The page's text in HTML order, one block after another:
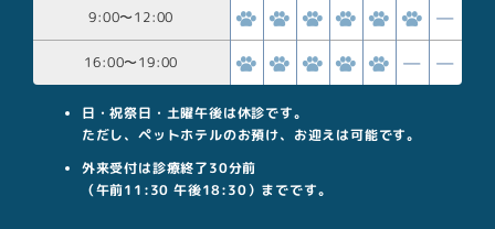
9:00〜12:00
16:00〜19:00
日・祝祭日・土曜午後は休診です。
ただし、ペットホテルのお預け、お迎えは可能です。
外来受付は診療終了30分前
（午前11:30 午後18:30）までです。